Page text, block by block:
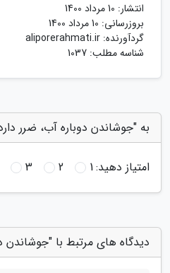
انتشار: 10 مرداد 1400
بروزرسانی: 10 مرداد 1400
گردآورنده: aliporerahmati.ir
شناسه مطلب: 1037
به "جوشاندن دوباره آب، ضرر
امتیاز دهید:1
2
3
دیدگاه های مرتبط با "جوشاندن